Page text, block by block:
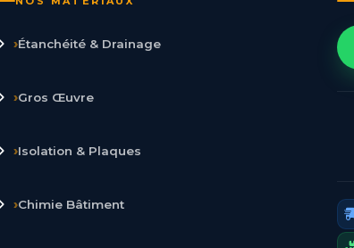
›Étanchéité & Drainage
›Gros Œuvre
›Isolation & Plaques
›Chimie Bâtiment